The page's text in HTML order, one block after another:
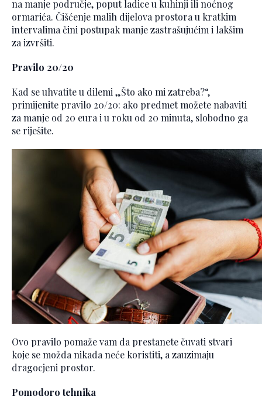
na manje područje, poput ladice u kuhinji ili noćnog
ormarića. Čišćenje malih dijelova prostora u kratkim
intervalima čini postupak manje zastrašujućim i lakšim
za izvršiti.
Pravilo 20/20
Kad se uhvatite u dilemi „Što ako mi zatreba?“,
primijenite pravilo 20/20: ako predmet možete nabaviti
za manje od 20 eura i u roku od 20 minuta, slobodno ga
se riješite.
Ovo pravilo pomaže vam da prestanete čuvati stvari
koje se možda nikada neće koristiti, a zauzimaju
dragocjeni prostor.
Pomodoro tehnika